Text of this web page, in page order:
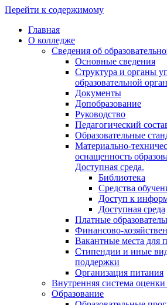
Перейти к содержимому
Главная
О колледже
Сведения об
Основные сведения
Структура и органы
образовательной
Документы
Допобразование
Руководство
Педагогический
Образовательные
Материально-
оснащенность
Доступная среда.
Библиотека
Средства
Доступ к
Доступная среда
Платные
Финансово-
Вакантные места для
Стипендии и иные
поддержки
Организация питания
Внутренняя система оценки
Образование